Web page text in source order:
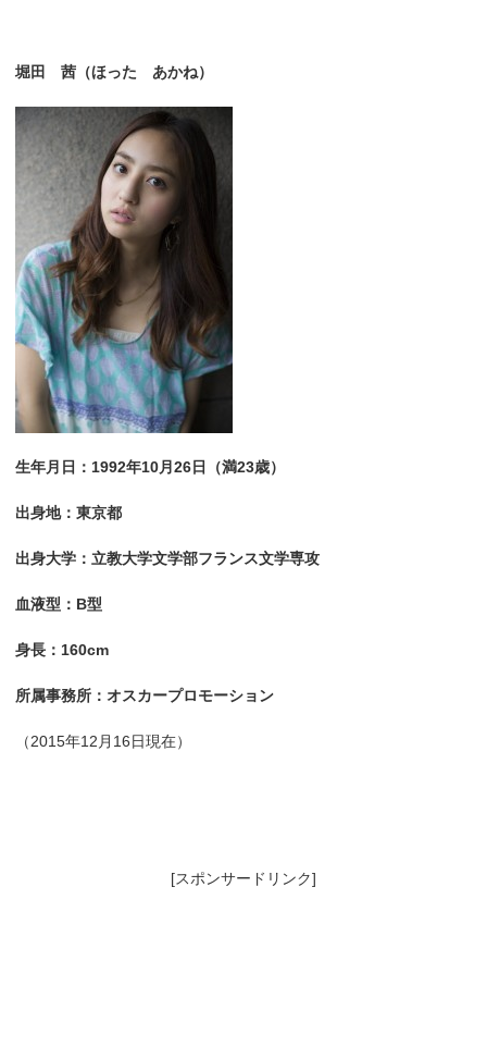
堀田 茜（ほった あかね）
生年月日：1992年10月26日（満23歳）
出身地：東京都
出身大学：立教大学文学部フランス文学専攻
血液型：B型
身長：160cm
所属事務所：オスカープロモーション
（2015年12月16日現在）
[スポンサードリンク]